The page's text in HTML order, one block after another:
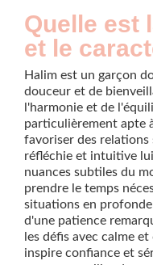
Quelle est
et le
Halim est un garçon
douceur et de
l'harmonie et de
particulièrement apte
favoriser des relations
réfléchie et intuitive
nuances subtiles du
prendre le temps
situations en
d'une patience
les défis avec calme
inspire confiance et